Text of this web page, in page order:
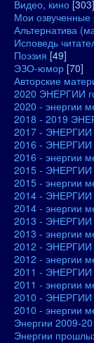
Видео, кино [303]
Мои
Альтернатива
Исповедь
Поэзия [49]
ЭЗО-юмор [70]
Авторские
2020 ЭНЕРГИИ
2020 - энергии
2018 - 2019
2017 - ЭНЕРГИИ
2016 - ЭНЕРГИИ
2016 - энергии
2015 - ЭНЕРГИИ
2015 - энергии
2014 - ЭНЕРГИИ
2014 - энергии
2013 - ЭНЕРГИИ
2013 - энергии
2012 - ЭНЕРГИИ
2012 - энергии
2011 - ЭНЕРГИИ
2011 - энергии
2010 - ЭНЕРГИИ
2010 - энергии
Энергии 2009-
Энергии